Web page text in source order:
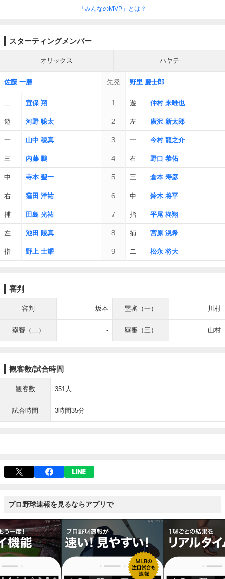
「みんなのMVP」とは？
スターティングメンバー
オリックス ハヤテ
佐藤 一磨 先発 野里 慶士郎
二 宜保 翔 1 遊 仲村 来唯也
遊 河野 聡太 2 左 廣沢 新太郎
一 山中 稜真 3 一 今村 龍之介
三 内藤 鵬 4 右 野口 恭佑
中 寺本 聖一 5 三 倉本 寿彦
右 窪田 洋祐 6 中 鈴木 将平
捕 田島 光祐 7 指 平尾 柊翔
左 池田 陵真 8 捕 宮原 滉希
指 野上 士耀 9 二 松永 将大
審判
審判 坂本 塁審（一） 川村
塁審（二） - 塁審（三） 山村
観客数/試合時間
観客数 351人
試合時間 3時間35分
プロ野球速報を見るならアプリで